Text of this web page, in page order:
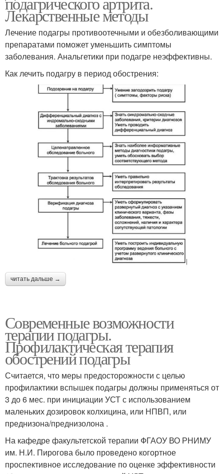
Лекарственные методы
Лечение подагры противоотечными и обезболивающими
препаратами поможет уменьшить симптомы
заболевания. Анальгетики при подагре неэффективны.
Как лечить подагру в период обострения:
читать дальше →
Современные возможности
терапии подагры.
Профилактическая терапия
обострений подагры
Считается, что меры предосторожности с целью
профилактики вспышек подагры должны применяться от
3 до 6 мес. при инициации УСТ с использованием
маленьких дозировок колхицина, или НПВП, или
преднизона/преднизолона .
На кафедре факультетской терапии ФГАОУ ВО РНИМУ
им. Н.И. Пирогова было проведено когортное
проспективное исследование по оценке эффективности